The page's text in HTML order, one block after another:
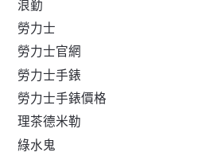
浪勤
勞力士
勞力士官網
勞力士手錶
勞力士手錶價格
理茶德米勒
綠水鬼